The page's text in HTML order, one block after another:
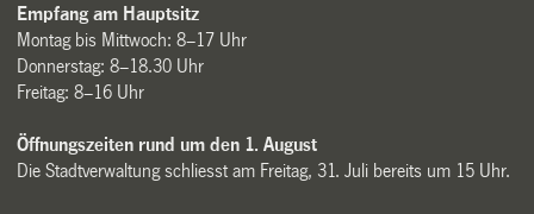
Empfang am Hauptsitz
Montag bis Mittwoch: 8–17 Uhr
Donnerstag: 8–18.30 Uhr
Freitag: 8–16 Uhr
Öffnungszeiten rund um den 1. August
Die Stadtverwaltung schliesst am Freitag, 31. Juli bereits um 15 Uhr.